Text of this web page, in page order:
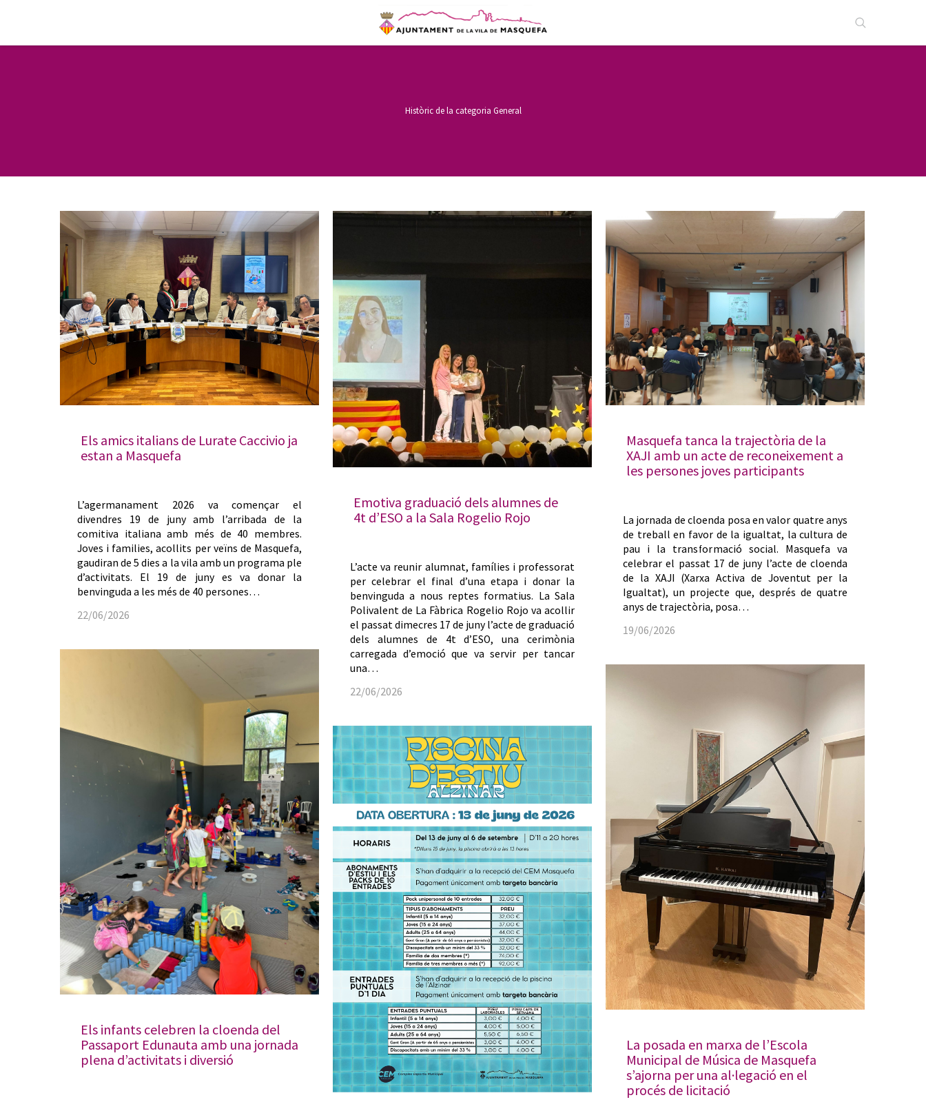
Històric de la categoria General
Els amics italians de Lurate Caccivio ja
estan a Masquefa
L’agermanament 2026 va començar el
divendres 19 de juny amb l’arribada de la
comitiva italiana amb més de 40 membres.
Joves i families, acollits per veïns de Masquefa,
gaudiran de 5 dies a la vila amb un programa ple
d’activitats. El 19 de juny es va donar la
benvinguda a les més de 40 persones…
22/06/2026
Emotiva graduació dels alumnes de
4t d’ESO a la Sala Rogelio Rojo
L’acte va reunir alumnat, famílies i professorat
per celebrar el final d’una etapa i donar la
benvinguda a nous reptes formatius. La Sala
Polivalent de La Fàbrica Rogelio Rojo va acollir
el passat dimecres 17 de juny l’acte de graduació
dels alumnes de 4t d’ESO, una cerimònia
carregada d’emoció que va servir per tancar
una…
22/06/2026
Masquefa tanca la trajectòria de la
XAJI amb un acte de reconeixement a
les persones joves participants
La jornada de cloenda posa en valor quatre anys
de treball en favor de la igualtat, la cultura de
pau i la transformació social. Masquefa va
celebrar el passat 17 de juny l’acte de cloenda
de la XAJI (Xarxa Activa de Joventut per la
Igualtat), un projecte que, després de quatre
anys de trajectòria, posa…
19/06/2026
Els infants celebren la cloenda del
Passaport Edunauta amb una jornada
plena d’activitats i diversió
La posada en marxa de l’Escola
Municipal de Música de Masquefa
s’ajorna per una al·legació en el
procés de licitació